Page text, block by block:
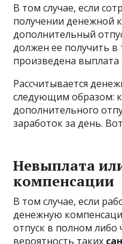
В том случае, если
получении денежной
дополнительный
должен ее получить в
произведена
Рассчитывается
следующим образом:
дополнительного
заработок за день.
Невыплата
компенсации
В том случае, если
денежную
отпуск в полном либо
вероятность таких